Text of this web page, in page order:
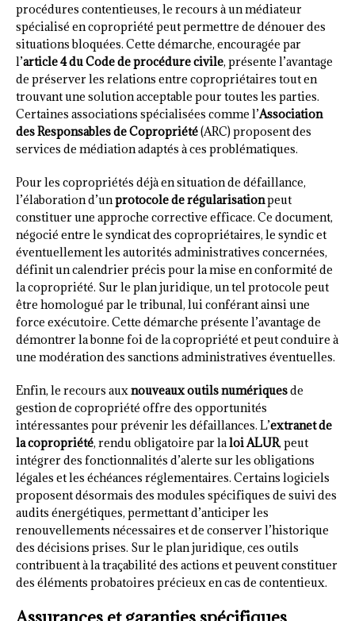
procédures contentieuses, le recours à un médiateur
spécialisé en copropriété peut permettre de dénouer des
situations bloquées. Cette démarche, encouragée par
l’article 4 du Code de procédure civile, présente l’avantage
de préserver les relations entre copropriétaires tout en
trouvant une solution acceptable pour toutes les parties.
Certaines associations spécialisées comme l’Association
des Responsables de Copropriété(ARC) proposent des
services de médiation adaptés à ces problématiques.
Pour les copropriétés déjà en situation de défaillance,
l’élaboration d’unprotocole de régularisationpeut
constituer une approche corrective efficace. Ce document,
négocié entre le syndicat des copropriétaires, le syndic et
éventuellement les autorités administratives concernées,
définit un calendrier précis pour la mise en conformité de
la copropriété. Sur le plan juridique, un tel protocole peut
être homologué par le tribunal, lui conférant ainsi une
force exécutoire. Cette démarche présente l’avantage de
démontrer la bonne foi de la copropriété et peut conduire à
une modération des sanctions administratives éventuelles.
Enfin, le recours auxnouveaux outils numériquesde
gestion de copropriété offre des opportunités
intéressantes pour prévenir les défaillances. L’extranet de
la copropriété, rendu obligatoire par laloi ALUR, peut
intégrer des fonctionnalités d’alerte sur les obligations
légales et les échéances réglementaires. Certains logiciels
proposent désormais des modules spécifiques de suivi des
audits énergétiques, permettant d’anticiper les
renouvellements nécessaires et de conserver l’historique
des décisions prises. Sur le plan juridique, ces outils
contribuent à la traçabilité des actions et peuvent constituer
des éléments probatoires précieux en cas de contentieux.